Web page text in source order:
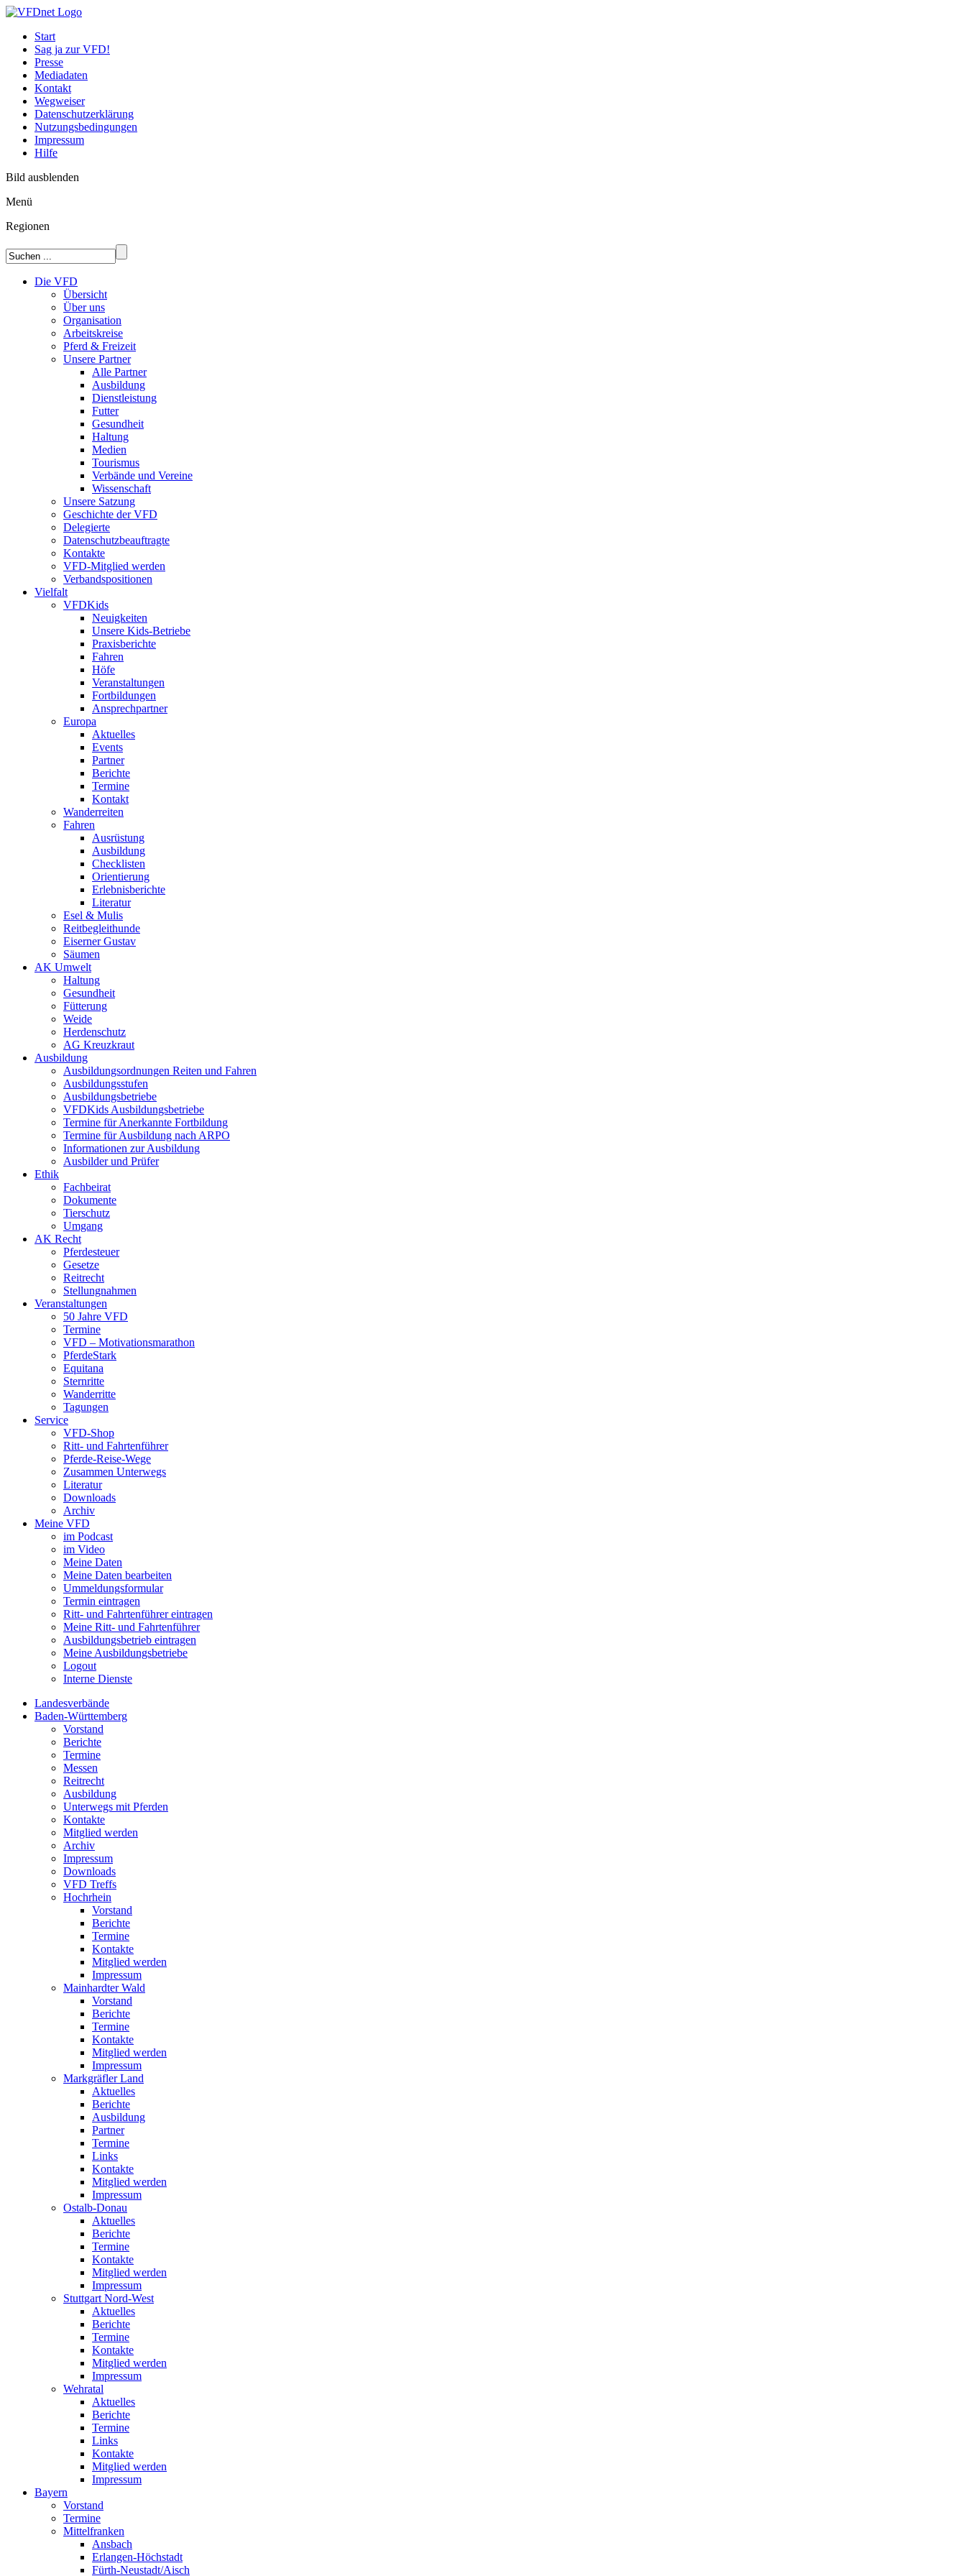
Start
Sag ja zur VFD!
Presse
Mediadaten
Kontakt
Wegweiser
Datenschutzerklärung
Nutzungsbedingungen
Impressum
Hilfe
Bild ausblenden
Menü
Regionen
Die VFD
Übersicht
Über uns
Organisation
Arbeitskreise
Pferd & Freizeit
Unsere Partner
Alle Partner
Ausbildung
Dienstleistung
Futter
Gesundheit
Haltung
Medien
Tourismus
Verbände und Vereine
Wissenschaft
Unsere Satzung
Geschichte der VFD
Delegierte
Datenschutzbeauftragte
Kontakte
VFD-Mitglied werden
Verbandspositionen
Vielfalt
VFDKids
Neuigkeiten
Unsere Kids-Betriebe
Praxisberichte
Fahren
Höfe
Veranstaltungen
Fortbildungen
Ansprechpartner
Europa
Aktuelles
Events
Partner
Berichte
Termine
Kontakt
Wanderreiten
Fahren
Ausrüstung
Ausbildung
Checklisten
Orientierung
Erlebnisberichte
Literatur
Esel & Mulis
Reitbegleithunde
Eiserner Gustav
Säumen
AK Umwelt
Haltung
Gesundheit
Fütterung
Weide
Herdenschutz
AG Kreuzkraut
Ausbildung
Ausbildungsordnungen Reiten und Fahren
Ausbildungsstufen
Ausbildungsbetriebe
VFDKids Ausbildungsbetriebe
Termine für Anerkannte Fortbildung
Termine für Ausbildung nach ARPO
Informationen zur Ausbildung
Ausbilder und Prüfer
Ethik
Fachbeirat
Dokumente
Tierschutz
Umgang
AK Recht
Pferdesteuer
Gesetze
Reitrecht
Stellungnahmen
Veranstaltungen
50 Jahre VFD
Termine
VFD – Motivationsmarathon
PferdeStark
Equitana
Sternritte
Wanderritte
Tagungen
Service
VFD-Shop
Ritt- und Fahrtenführer
Pferde-Reise-Wege
Zusammen Unterwegs
Literatur
Downloads
Archiv
Meine VFD
im Podcast
im Video
Meine Daten
Meine Daten bearbeiten
Ummeldungsformular
Termin eintragen
Ritt- und Fahrtenführer eintragen
Meine Ritt- und Fahrtenführer
Ausbildungsbetrieb eintragen
Meine Ausbildungsbetriebe
Logout
Interne Dienste
Landesverbände
Baden-Württemberg
Vorstand
Berichte
Termine
Messen
Reitrecht
Ausbildung
Unterwegs mit Pferden
Kontakte
Mitglied werden
Archiv
Impressum
Downloads
VFD Treffs
Hochrhein
Vorstand
Berichte
Termine
Kontakte
Mitglied werden
Impressum
Mainhardter Wald
Vorstand
Berichte
Termine
Kontakte
Mitglied werden
Impressum
Markgräfler Land
Aktuelles
Berichte
Ausbildung
Partner
Termine
Links
Kontakte
Mitglied werden
Impressum
Ostalb-Donau
Aktuelles
Berichte
Termine
Kontakte
Mitglied werden
Impressum
Stuttgart Nord-West
Aktuelles
Berichte
Termine
Kontakte
Mitglied werden
Impressum
Wehratal
Aktuelles
Berichte
Termine
Links
Kontakte
Mitglied werden
Impressum
Bayern
Vorstand
Termine
Mittelfranken
Ansbach
Erlangen-Höchstadt
Fürth-Neustadt/Aisch